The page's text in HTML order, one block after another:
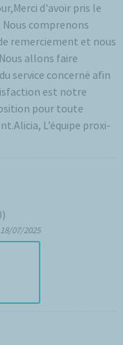
d'avoir pris le
comprenons
remerciement et nous
allons faire
service concerné afin
est notre
pour toute
L’équipe proxi-
18/07/2025